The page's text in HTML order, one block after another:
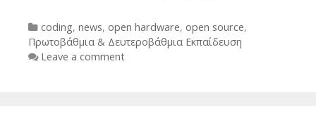
Categories
coding, news, open hardware, open source,
Πρωτοβάθμια & Δευτεροβάθμια Εκπαίδευση
Leave a comment